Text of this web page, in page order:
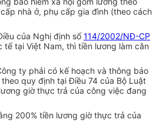
nhà ở, phụ cấp gia đình (theo cách
của Nghị định số114/2002/NĐ-CP
tại Việt Nam, thì tiền lương làm căn
ty phải có kế hoạch và thông báo
quy định tại Điều 74 của Bộ Luật
giờ thực trả của công việc đang
200% tiền lương giờ thực trả của